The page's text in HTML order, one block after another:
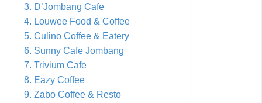
3. D’Jombang Cafe
4. Louwee Food & Coffee
5. Culino Coffee & Eatery
6. Sunny Cafe Jombang
7. Trivium Cafe
8. Eazy Coffee
9. Zabo Coffee & Resto